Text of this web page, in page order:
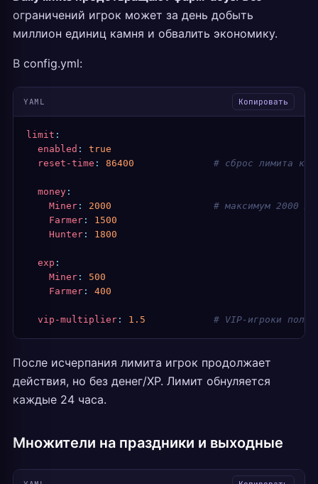
ограничений игрок может за день добыть
миллион единиц камня и обвалить экономику.
В config.yml:
YAML Копировать
limit :
  enabled
:
true
  reset-time
: 86400
# сброс лимита
  money
:
    Miner
: 2000
# максимум 2000
    Farmer
:
1500
    Hunter
: 1800
  exp
:
    Miner
:
500
    Farmer
: 400
  vip-multiplier
: 1.5
# VIP-игроки
После исчерпания лимита игрок продолжает
действия, но без денег/XP. Лимит обнуляется
каждые 24 часа.
Множители на праздники и выходные